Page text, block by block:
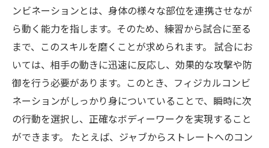
ンビネーションとは、身体の様々な部位を連携させなが
ら動く能力を指します。そのため、練習から試合に至る
まで、このスキルを磨くことが求められます。 試合にお
いては、相手の動きに迅速に反応し、効果的な攻撃や防
御を行う必要があります。このとき、フィジカルコンビ
ネーションがしっかり身についていることで、瞬時に次
の行動を選択し、正確なボディーワークを実現すること
ができます。 たとえば、ジャブからストレートへのコン